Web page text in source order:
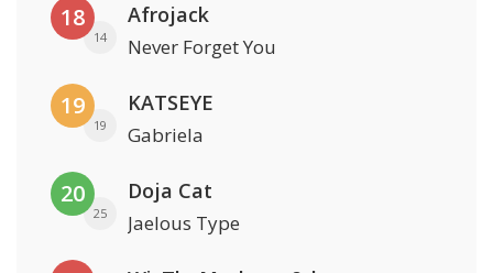
18
14
Afrojack
Never Forget You
19
19
KATSEYE
Gabriela
20
25
Doja Cat
Jaelous Type